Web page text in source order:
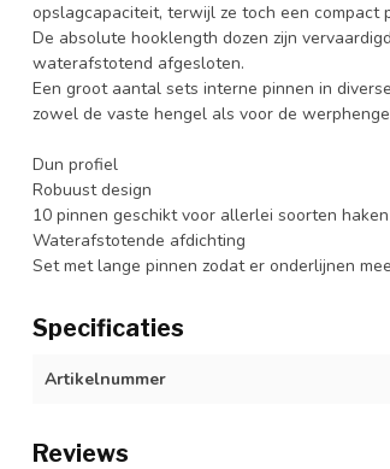
opslagcapaciteit, terwijl ze toch een compact
De absolute hooklength dozen zijn
waterafstotend afgesloten.
Een groot aantal sets interne pinnen in
zowel de vaste hengel als voor de
Dun profiel
Robuust design
10 pinnen geschikt voor allerlei soorten haken
Waterafstotende afdichting
Set met lange pinnen zodat er onderlijnen
Specificaties
Artikelnummer
Reviews